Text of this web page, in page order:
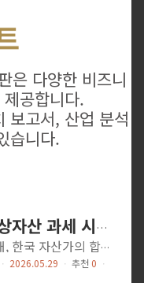
은 다양한 비즈니
공합니다.
보고서, 산업 분석
습니다.
[공지사항] 가상자산 과세 시대, 한국 자산가의 합법적 선택지 — 싱가포르 법인 구조
가상자산 과세 시대, 한국 자산가의 합법적 선택지 — 싱가포르 법인 구조 법인세 17%·자본이득 비과세 원칙·국제 정보교환 체계 정합성 — 싱가포르 구조가 제공하는 것 시행(2027-01-01)을 앞두고 한국 가상자산 양도소득세는 2027년 1월 1일 시행으로 확정됐다.1 2024년 12월 소득세법 개정에 따라 세 번째이자 마지막 유예가 이뤄졌고, 시행 후에는 연 250만원 초과 양도소득에 대해 기타소득 분리과세 형태로 지방세 포함 22% 세율이 적용된다. 시행일 이전 보유분의 취득가액은 2026년 12월 31일 시가와 실제 취득가액 중 큰 금액으로 산정된다.1 신고와 세율 자체보다 본질적인 질문은 따로 있다. "나의 자산은 지금 어느 관할(jurisdiction)에서 관리되고 있으며, 시행(2027-01-01)을 앞둔 지금의 구조가 앞으로 10년의 의사결정에도 적합한가?" 1. 신고만의 문제가 아니다 — 거주자 판정의 함정 한국 거주자(tax resident)로 판정되는 한, 국내 가상자산 거래소뿐 아니라 해외 거래소에서의 처분 차익도 한국 과세 대상이다. 또한 일정 요건 충족 시 해외금융계좌 신고(HOFA) 와 국가 간 금융정보 자동교환(CRS) 의 적용을 받는다. 즉, 해외에 계좌만 옮기는 방식의 "회피"는 사실상 불가능하다. HOFA는 이미 시행 중이며 가상자산을 포함한다. 거주자·내국법인이 보유한 해외금융계좌 잔액 합계가 해당 연도 매월 말일 중 어느 하루라도 5억 원을 초과하면, 다음 해 6월에 관할 세무서에 신고해야 한다. 거래소·기관 수탁형 해외계좌는 신고 대상이며, 미신고·과소신고 시 금액의 10% (한도 10억 원) 과태료가 부과된다.2 문제는 단순 신고가 아니라 구조다. 개인 명의로 가상자산을 직접 보유·운용하는 한, 발생하는 모든 처분소득·평가차익은 개인 종합소득의 일부로...
ㆍ 2026.05.29 ㆍ 추천 0 ㆍ